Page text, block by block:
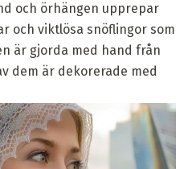
och örhängen upprepar
och viktlösa snöflingor som
är gjorda med hand från
dem är dekorerade med